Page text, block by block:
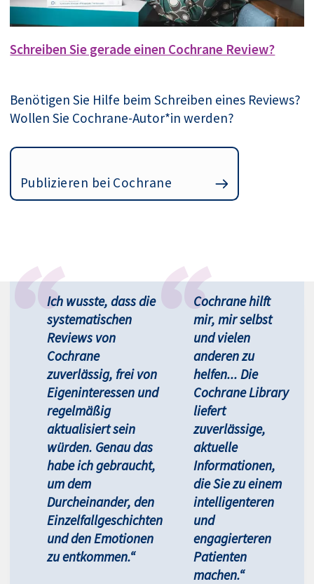
Schreiben Sie gerade einen Cochrane Review?
Benötigen Sie Hilfe beim Schreiben eines Reviews?
Wollen Sie Cochrane-Autor*in werden?
Publizieren bei Cochrane
Ich wusste, dass die
systematischen
Reviews von
Cochrane
zuverlässig, frei von
Eigeninteressen und
regelmäßig
aktualisiert sein
würden. Genau das
habe ich gebraucht,
um dem
Durcheinander, den
Einzelfallgeschichten
und den Emotionen
zu entkommen.“
Cochrane hilft
mir, mir selbst
und vielen
anderen zu
helfen... Die
Cochrane Library
liefert
zuverlässige,
aktuelle
Informationen,
die Sie zu einem
intelligenteren
und
engagierteren
Patienten
machen.“